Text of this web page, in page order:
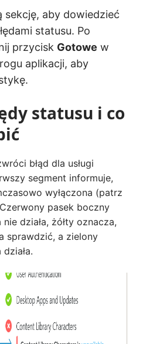
sekcję, aby dowiedzieć
statusu. Po
przycisk Gotowe w
aplikacji, aby
statusu i co
błąd dla usługi
segment informuje,
wyłączona (patrz
pasek boczny
działa, żółty oznacza,
sprawdzić, a zielony